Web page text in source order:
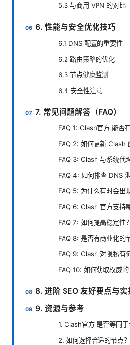
5.3 与商用 VPN 的对比
6. 性能与安全优化技巧
6.1 DNS 配置的重要性
6.2 路由策略的优化
6.3 节点健康监测
6.4 安全性注意
7. 常见问题解答（FAQ）
FAQ 1: Clash官方 能否
FAQ 2: 如何更新 Clash
FAQ 3: Clash 与系统代
FAQ 4: 如何排查 DNS 泄
FAQ 5: 为什么有时会出
FAQ 6: Clash 官方支持
FAQ 7: 如何提高稳定性？
FAQ 8: 是否有商业化的
FAQ 9: Clash 对隐私有
FAQ 10: 如何获取权威的
8. 进阶 SEO 友好要点与实
9. 资源与参考
1. Clash官方 是否等同于
2. 如何选择合适的节点？